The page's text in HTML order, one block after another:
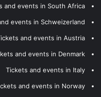
and events in South Africa
events in Schweizerland
and events in Austria
and events in Denmark
Tickets and events in Italy
and events in Norway